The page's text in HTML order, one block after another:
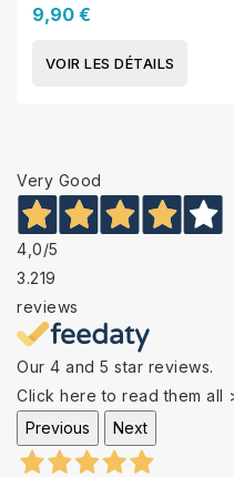
9,90 €
VOIR LES DÉTAILS
Very Good
4,0/5
3.219
reviews
Our 4 and 5 star reviews.
Click here to read them all
Previous
Next